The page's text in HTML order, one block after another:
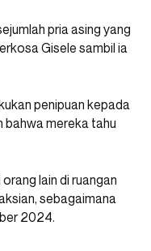
pria asing yang
Gisele sambil ia
penipuan kepada
bahwa mereka tahu
lain di ruangan
sebagaimana
2024.